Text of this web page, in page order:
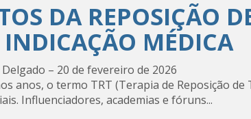
DA REPOSIÇÃO
INDICAÇÃO MÉDICA
– 20 de fevereiro de 2026
anos, o termo TRT (Terapia de Reposição
Influenciadores, academias e fóruns...